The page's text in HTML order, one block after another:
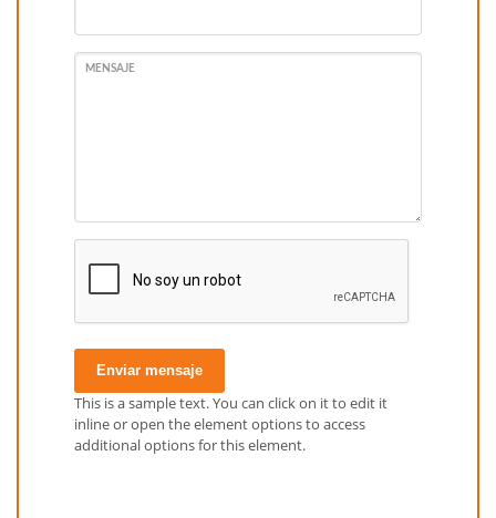
MENSAJE
Enviar mensaje
This is a sample text. You can click on it to edit it
inline or open the element options to access
additional options for this element.